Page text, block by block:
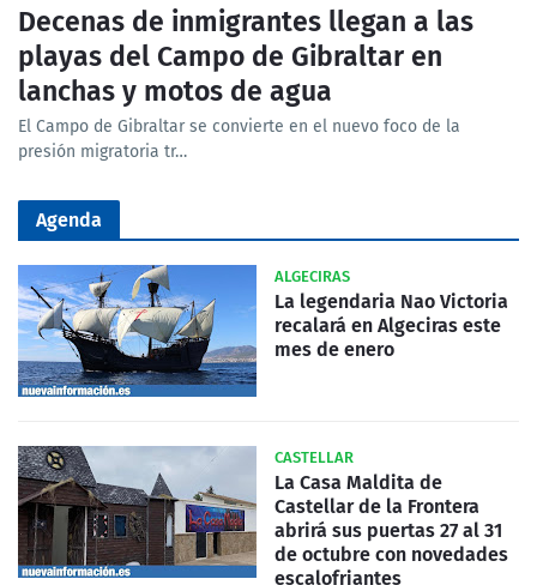
Decenas de inmigrantes llegan a las
playas del Campo de Gibraltar en
lanchas y motos de agua
El Campo de Gibraltar se convierte en el nuevo foco de la
presión migratoria tr…
Agenda
ALGECIRAS
La legendaria Nao Victoria
recalará en Algeciras este
mes de enero
CASTELLAR
La Casa Maldita de
Castellar de la Frontera
abrirá sus puertas 27 al 31
de octubre con novedades
escalofriantes